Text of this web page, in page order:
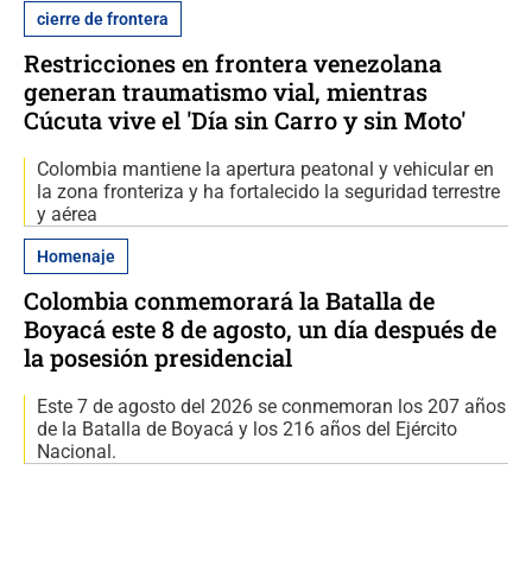
cierre de frontera
Restricciones en frontera venezolana
generan traumatismo vial, mientras
Cúcuta vive el 'Día sin Carro y sin Moto'
Colombia mantiene la apertura peatonal y vehicular en
la zona fronteriza y ha fortalecido la seguridad terrestre
y aérea
Homenaje
Colombia conmemorará la Batalla de
Boyacá este 8 de agosto, un día después de
la posesión presidencial
Este 7 de agosto del 2026 se conmemoran los 207 años
de la Batalla de Boyacá y los 216 años del Ejército
Nacional.